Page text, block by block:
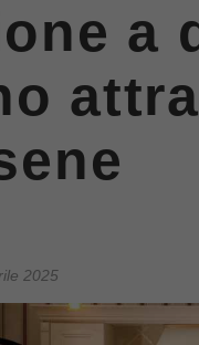
a
2025